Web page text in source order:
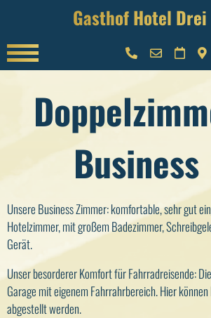
Gasthof Hotel
Business
Unsere Business Zimmer: komfortable, sehr gut
Hotelzimmer, mit großem Badezimmer,
Gerät.
Unser besorderer Komfort für Fahrradreisende:
Garage mit eigenem Fahrrahrbereich. Hier
abgestellt werden.